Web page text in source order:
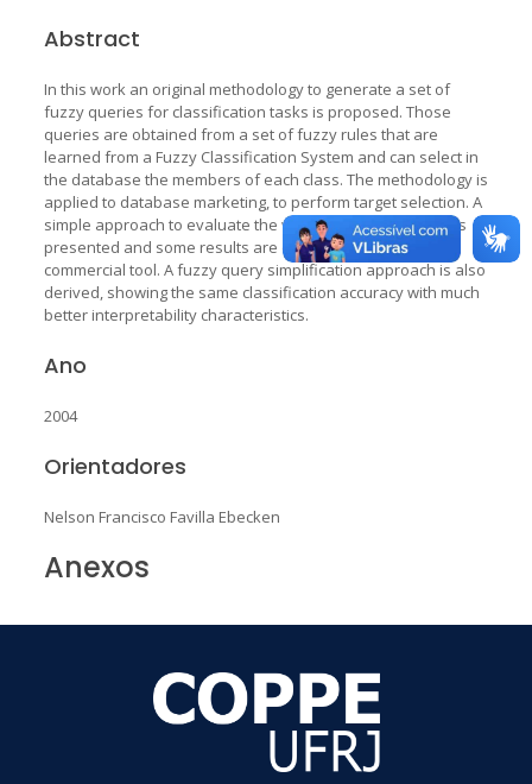
Abstract
In this work an original methodology to generate a set of
fuzzy queries for classification tasks is proposed. Those
queries are obtained from a set of fuzzy rules that are
learned from a Fuzzy Classification System and can select in
the database the members of each class. The methodology is
applied to database marketing, to perform target selection. A
simple approach to evaluate the weighted fuzzy queries is
presented and some results are examined using a
commercial tool. A fuzzy query simplification approach is also
derived, showing the same classification accuracy with much
better interpretability characteristics.
Ano
2004
Orientadores
Nelson Francisco Favilla Ebecken
Anexos